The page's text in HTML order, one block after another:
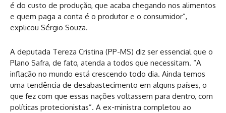
é do custo de produção, que acaba chegando nos alimentos
e quem paga a conta é o produtor e o consumidor”,
explicou Sérgio Souza.
A deputada Tereza Cristina (PP-MS) diz ser essencial que o
Plano Safra, de fato, atenda a todos que necessitam. “A
inflação no mundo está crescendo todo dia. Ainda temos
uma tendência de desabastecimento em alguns países, o
que fez com que essas nações voltassem para dentro, com
políticas protecionistas”. A ex-ministra completou ao